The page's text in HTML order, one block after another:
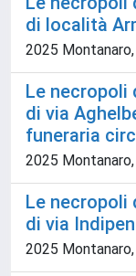
di località
2025
Le necropoli
di via
funeraria
2025
Le necropoli
di via
2025